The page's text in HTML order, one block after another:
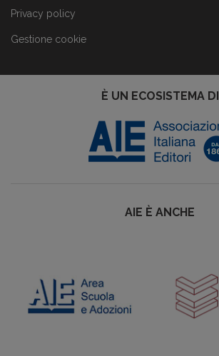
Privacy policy
Gestione cookie
È UN ECOSISTEMA DI
AIE È ANCHE